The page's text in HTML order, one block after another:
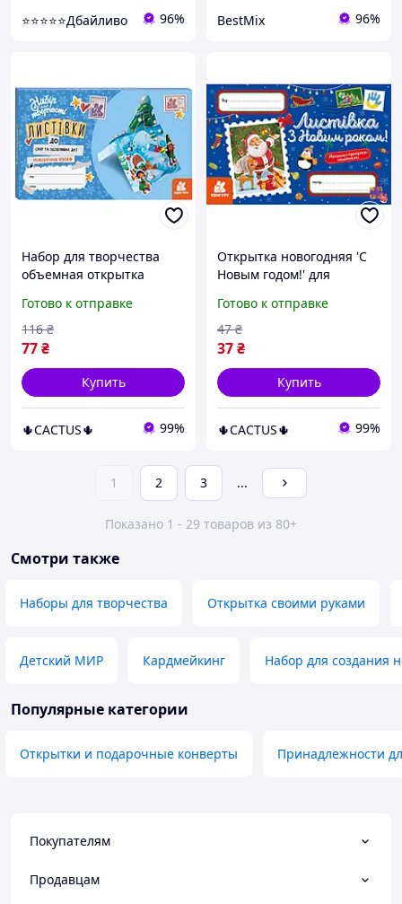
⭐⭐⭐⭐⭐Дбайливо 96% BestMix 96%
Набор для творчества
объемная открытка
праздникам, на
украинском языке
Готово к отправке
77₴
116 ₴
Купить
🌵CACTUS🌵 99%
Открытка новогодняя 'С
Новым годом!' для
в конверте
Готово к отправке
37₴
47 ₴
Купить
🌵CACTUS🌵 99%
1 2 3 ...
Показано 1 - 29 товаров из 80+
Смотри также
Наборы для творчества Открытка своими руками
Детский МИР Кардмейкинг Набор для создания
Популярные категории
Открытки и подарочные конверты Принадлежности
Покупателям
Продавцам